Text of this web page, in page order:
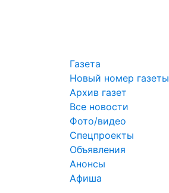
Газета
Новый номер газеты
Архив газет
Все новости
Фото/видео
Спецпроекты
Объявления
Анонсы
Афиша